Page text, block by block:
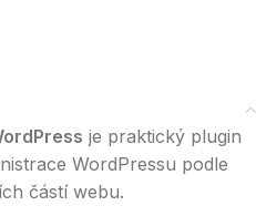
je praktický plugin
WordPressu podle
částí webu.